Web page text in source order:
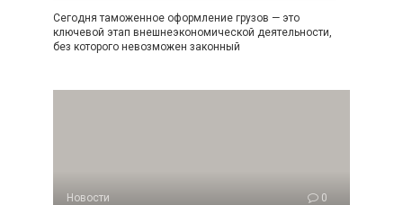
Сегодня таможенное оформление грузов — это
ключевой этап внешнеэкономической деятельности,
без которого невозможен законный
Новости 0